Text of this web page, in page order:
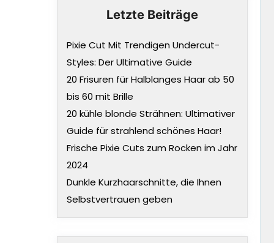
Letzte Beiträge
Pixie Cut Mit Trendigen Undercut-
Styles: Der Ultimative Guide
20 Frisuren für Halblanges Haar ab 50
bis 60 mit Brille
20 kühle blonde Strähnen: Ultimativer
Guide für strahlend schönes Haar!
Frische Pixie Cuts zum Rocken im Jahr
2024
Dunkle Kurzhaarschnitte, die Ihnen
Selbstvertrauen geben